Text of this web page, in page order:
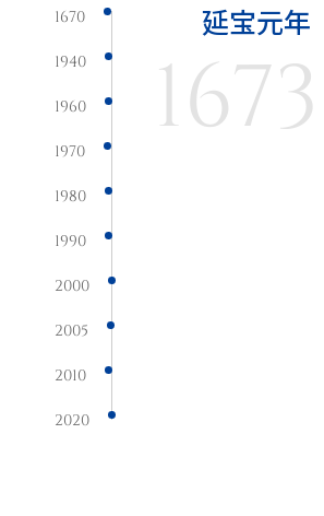
1670
1940
1960
1970
1980
1990
2000
2005
2010
2020
延宝元年
1673